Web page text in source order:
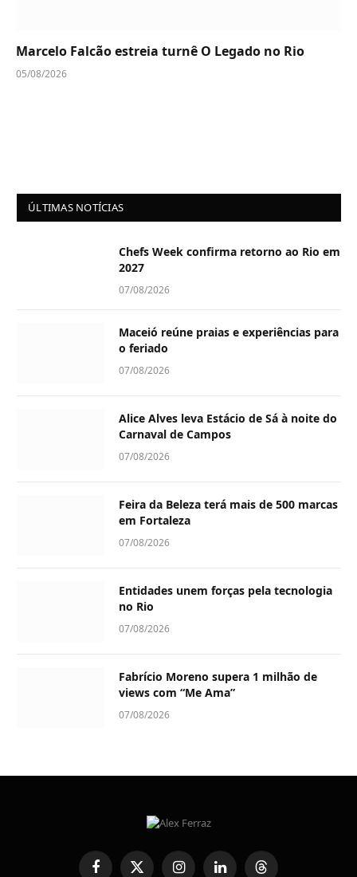
Marcelo Falcão estreia turnê O Legado no Rio
05/08/2026
ÚLTIMAS NOTÍCIAS
Chefs Week confirma retorno ao Rio em
2027
07/08/2026
Maceió reúne praias e experiências para
o feriado
07/08/2026
Alice Alves leva Estácio de Sá à noite do
Carnaval de Campos
07/08/2026
Feira da Beleza terá mais de 500 marcas
em Fortaleza
07/08/2026
Entidades unem forças pela tecnologia
no Rio
07/08/2026
Fabrício Moreno supera 1 milhão de
views com “Me Ama”
07/08/2026
FacebookX InstagramLinkedInThreads